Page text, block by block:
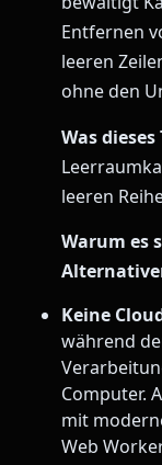
Entfernen
leeren
ohne den
Was
leeren
Warum es
Keine
während
Computer.
mit
Web